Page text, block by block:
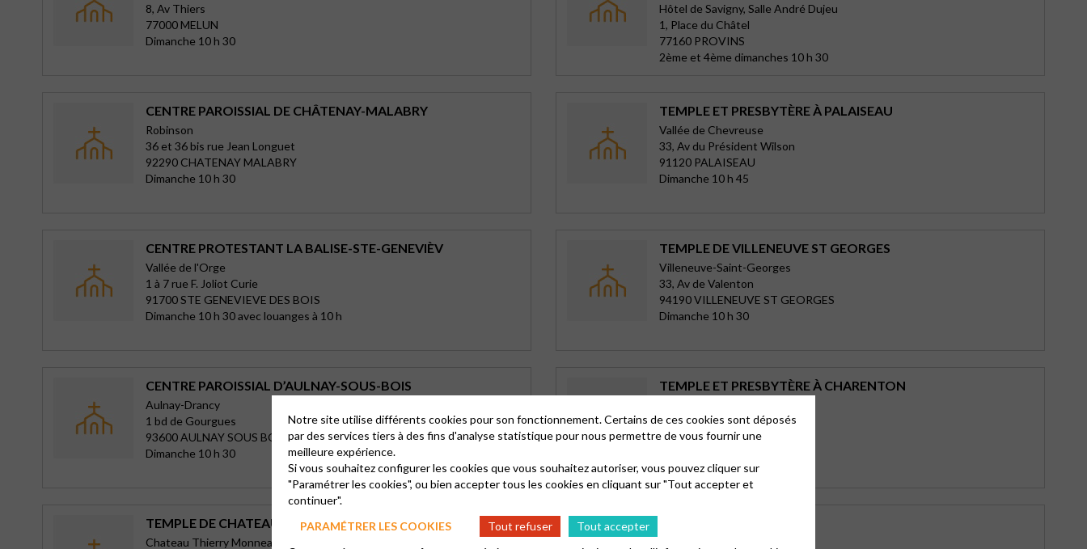
8, Av Thiers
77000 MELUN
Dimanche 10 h 30
Hôtel de Savigny, Salle André Dujeu
1, Place du Châtel
77160 PROVINS
2ème et 4ème dimanches 10 h 30
CENTRE PAROISSIAL DE CHÂTENAY-MALABRY
Robinson
36 et 36 bis rue Jean Longuet
92290 CHATENAY MALABRY
Dimanche 10 h 30
TEMPLE ET PRESBYTÈRE À PALAISEAU
Vallée de Chevreuse
33, Av du Président Wilson
91120 PALAISEAU
Dimanche 10 h 45
CENTRE PROTESTANT LA BALISE-STE-GENEVIÈV
Vallée de l'Orge
1 à 7 rue F. Joliot Curie
91700 STE GENEVIEVE DES BOIS
Dimanche 10 h 30 avec louanges à 10 h
TEMPLE DE VILLENEUVE ST GEORGES
Villeneuve-Saint-Georges
33, Av de Valenton
94190 VILLENEUVE ST GEORGES
Dimanche 10 h 30
CENTRE PAROISSIAL D’AULNAY-SOUS-BOIS
Aulnay-Drancy
1 bd de Gourgues
93600 AULNAY SOUS BOIS
Dimanche 10 h 30
TEMPLE ET PRESBYTÈRE À CHARENTON
12 rue Guérin
94220 CHARENTON LE PONT
TEMPLE DE CHATEAU THIERRY
Chateau Thierry Monneaux
Notre site utilise différents cookies pour son fonctionnement. Certains de ces cookies sont déposés
par des services tiers à des fins d'analyse statistique pour nous permettre de vous fournir une
meilleure expérience.
Si vous souhaitez configurer les cookies que vous souhaitez autoriser, vous pouvez cliquer sur
"Paramétrer les cookies", ou bien accepter tous les cookies en cliquant sur "Tout accepter et
continuer".
PARAMÉTRER LES COOKIES
Tout refuser
Tout accepter